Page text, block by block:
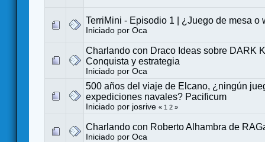
TerriMini - Episodio 1 | ¿Juego de mesa o
Iniciado por Oca
Charlando con Draco Ideas sobre DARK
Conquista y estrategia
Iniciado por Oca
500 años del viaje de Elcano, ¿ningún
expediciones navales? Pacificum
Iniciado por josrive « 1 2 »
Charlando con Roberto Alhambra de
Iniciado por Oca